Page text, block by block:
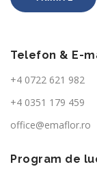
Telefon & E-
+4 0722 621 982
+4 0351 179 459
office@emaflor.ro
Program de